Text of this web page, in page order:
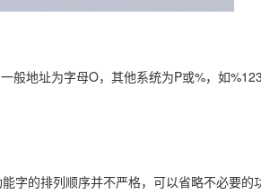
地址为字母O，其他系统为P或%，如%123
字的排列顺序并不严格，可以省略不必要的